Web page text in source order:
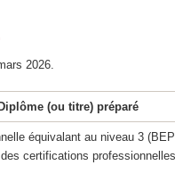
2026.
Diplôme (ou titre) préparé
équivalant au niveau 3
certifications